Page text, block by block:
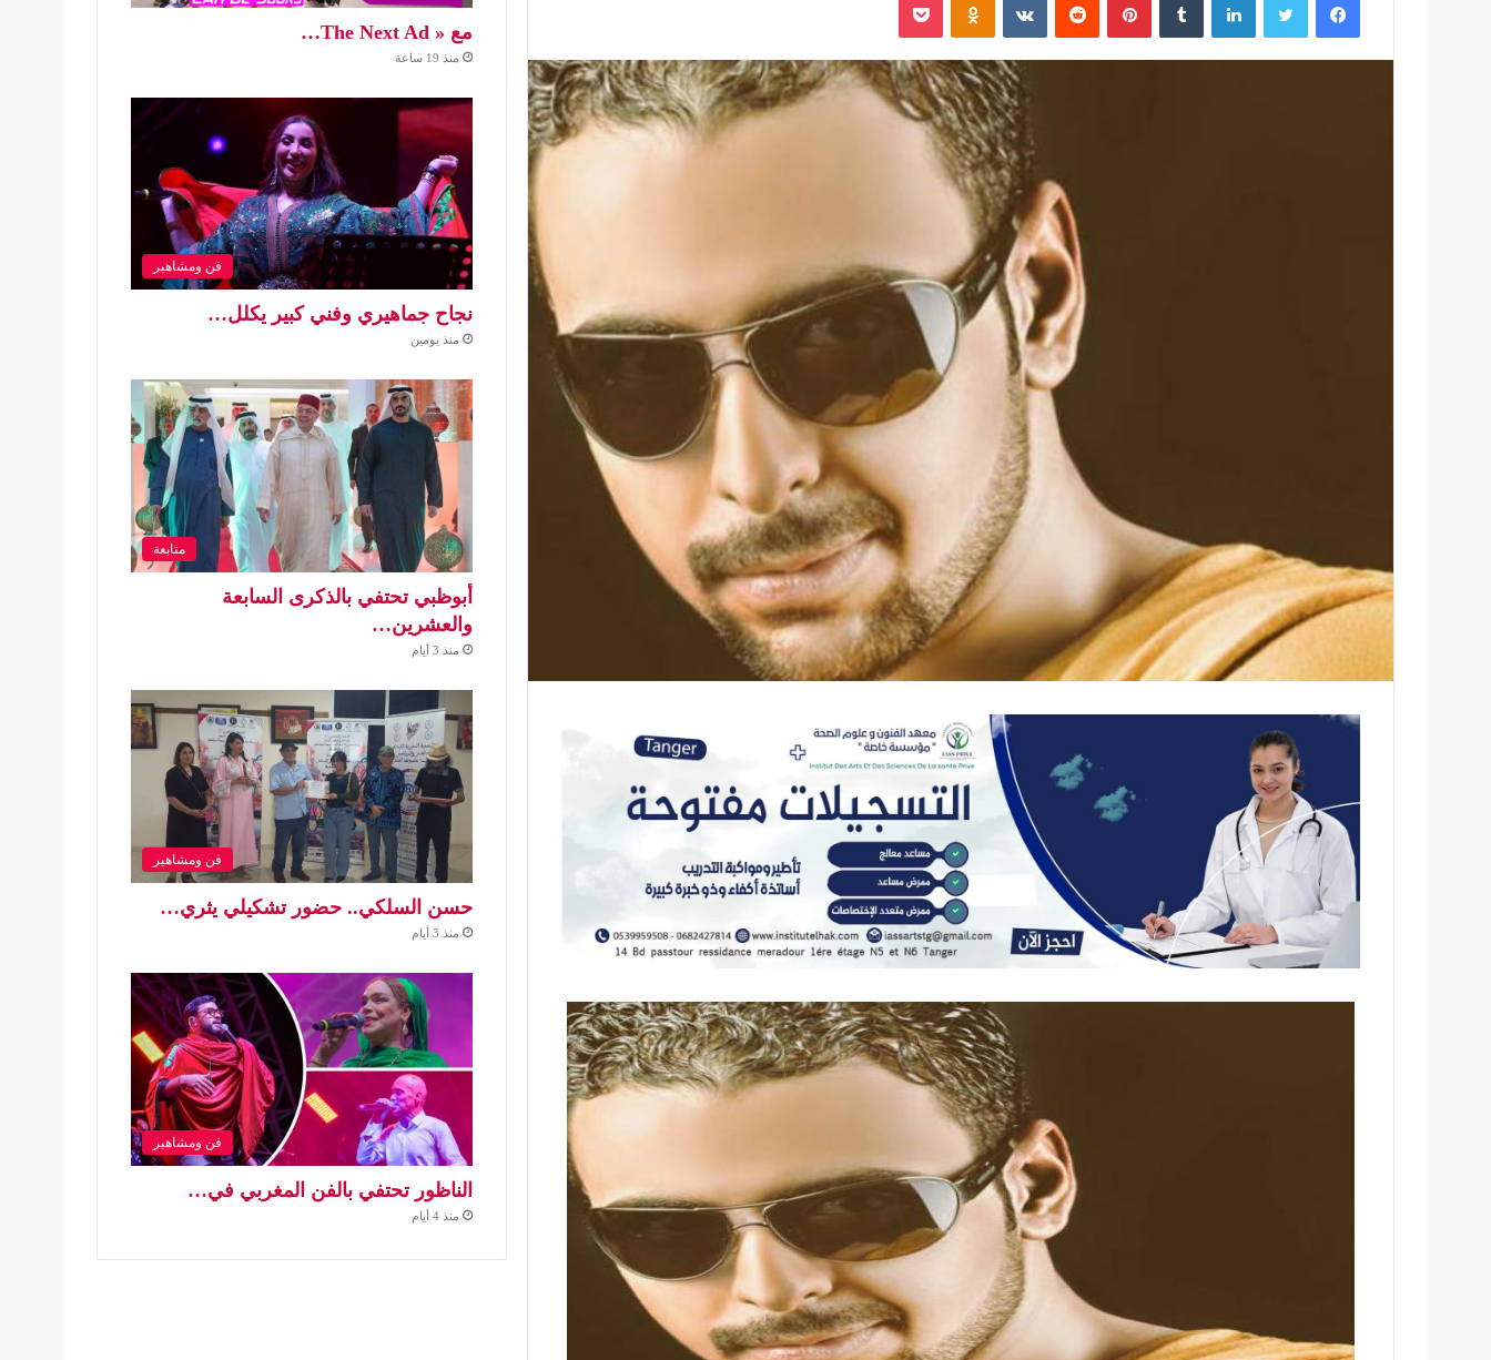
مع « The Next Ad…
منذ 19 ساعة
فن ومشاهير
نجاح جماهيري وفني كبير يكلل…
منذ يومين
متابعة
أبوظبي تحتفي بالذكرى السابعة
والعشرين…
منذ 3 أيام
فن ومشاهير
حسن السلكي.. حضور تشكيلي يثري…
منذ 3 أيام
فن ومشاهير
الناظور تحتفي بالفن المغربي في…
منذ 4 أيام